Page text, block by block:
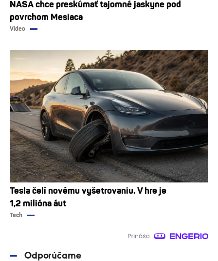
NASA chce preskúmať tajomné jaskyne pod
povrchom Mesiaca
Video
Tesla čelí novému vyšetrovaniu. V hre je
1,2 milióna áut
Tech
Odporúčame